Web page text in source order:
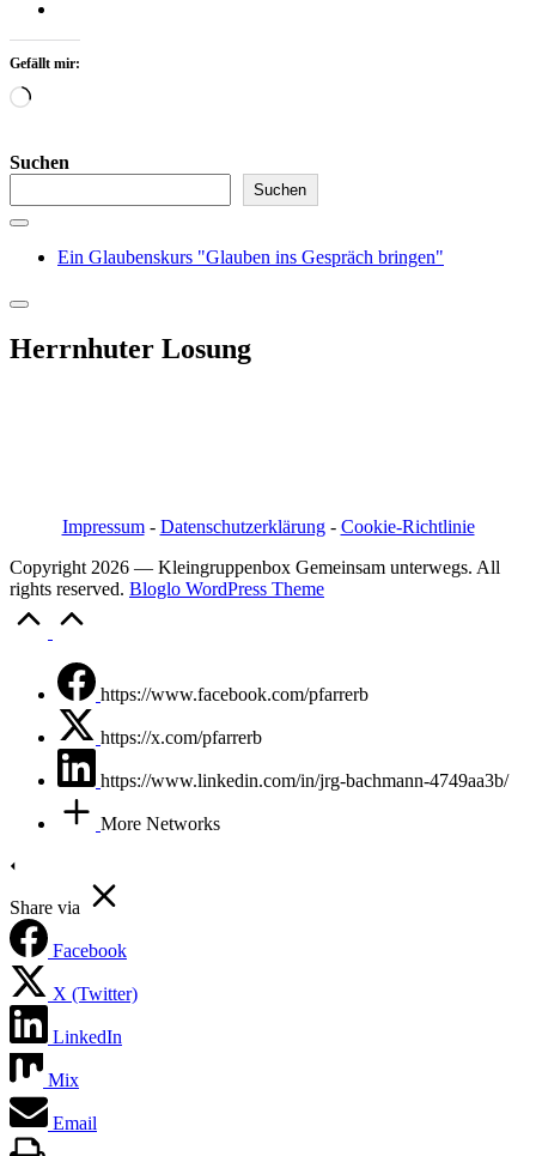
Gefällt mir:
Wird
Suchen
Suchen
Ein Glaubenskurs "Glauben ins Gespräch bringen"
Herrnhuter Losung
Impressum- Datenschutzerklärung- Cookie-Richtlinie
Copyright 2026 — Kleingruppenbox Gemeinsam unterwegs. All
rights reserved. Bloglo WordPress Theme
https://www.facebook.com/pfarrerb
https://x.com/pfarrerb
https://www.linkedin.com/in/jrg-bachmann-4749aa3b/
More Networks
Share via
Facebook
X (Twitter)
LinkedIn
Mix
Email